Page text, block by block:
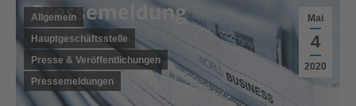
Mai
4
2020
Allgemein
Hauptgeschäftsstelle
Presse & Veröffentlichungen
Pressemeldungen